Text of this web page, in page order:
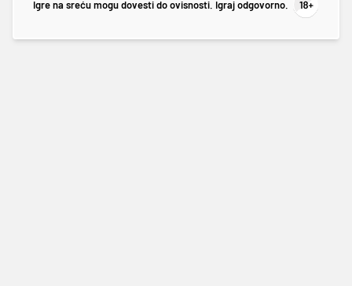
Igre na sreću mogu dovesti do ovisnosti. Igraj odgovorno.